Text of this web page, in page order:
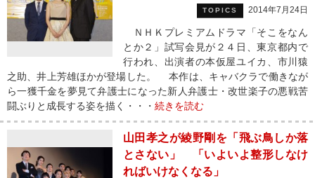
TOPICS 2014年7月24日
ＮＨＫプレミアムドラマ「そこをなん
とか２」試写会見が２４日、東京都内で
行われ、出演者の本仮屋ユイカ、市川猿
之助、井上芳雄ほかが登場した。 本作は、キャバクラで働きなが
ら一獲千金を夢見て弁護士になった新人弁護士・改世楽子の悪戦苦
闘ぶりと成長する姿を描く・・・ 続きを読む
山田孝之が綾野剛を「飛ぶ鳥しか落
とさない」 「いよいよ整形しなけ
ればいけなくなる」